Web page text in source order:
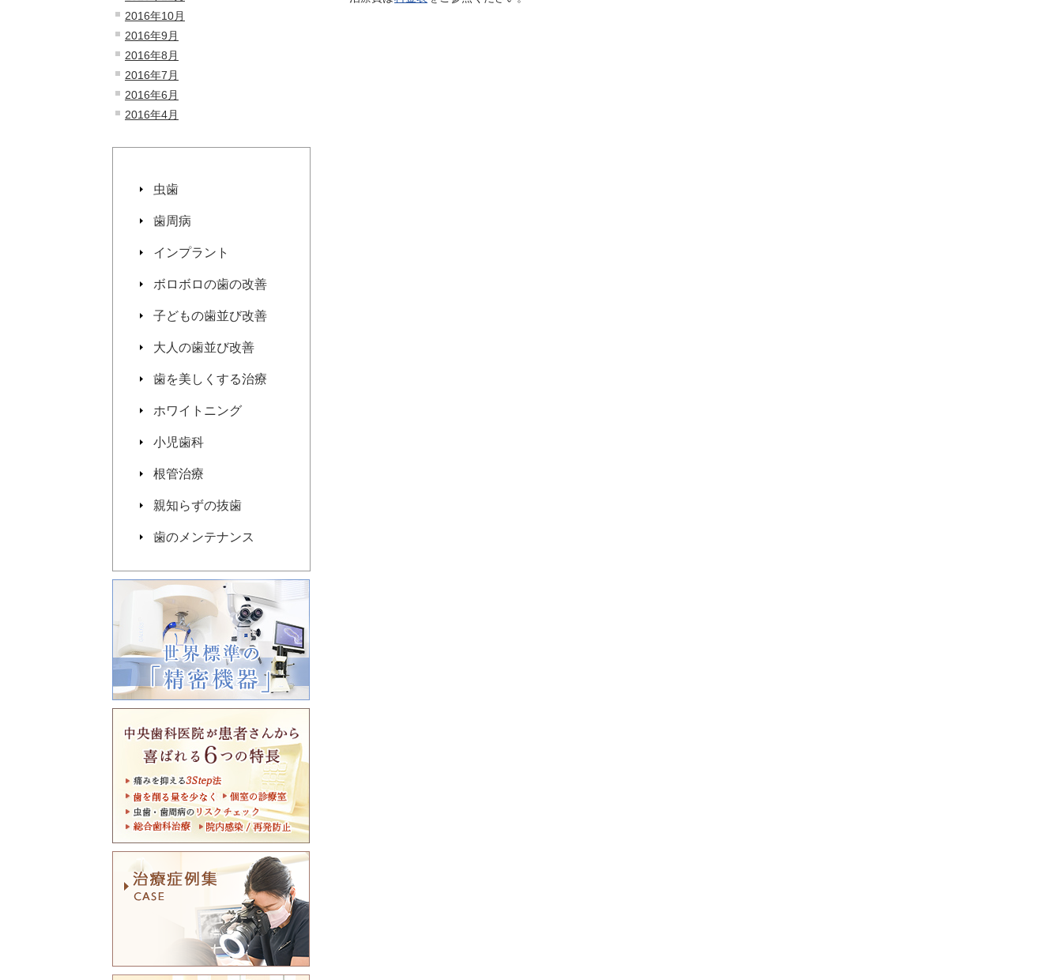
2016年10月
2016年9月
2016年8月
2016年7月
2016年6月
2016年4月
虫歯
歯周病
インプラント
ボロボロの歯の改善
子どもの歯並び改善
大人の歯並び改善
歯を美しくする治療
ホワイトニング
小児歯科
根管治療
親知らずの抜歯
歯のメンテナンス